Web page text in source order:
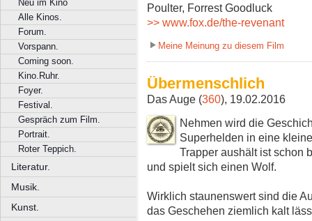
Neu im Kino
Alle Kinos.
Forum.
Vorspann.
Coming soon.
Kino.Ruhr.
Foyer.
Festival.
Gespräch zum Film.
Portrait.
Roter Teppich.
Literatur.
Musik.
Kunst.
Poulter, Forrest Goodluck
>> www.fox.de/the-revenant
Meine Meinung zu diesem Film
Übermenschlich
Das Auge (360), 19.02.2016
Nehmen wird die
Superhelden in eine
Trapper aushält ist schon
und spielt sich einen Wolf.
Wirklich staunenswert sind die
das Geschehen ziemlich kalt